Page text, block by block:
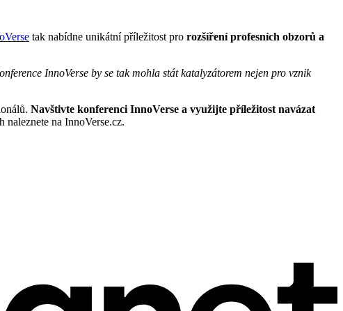
tak nabídne unikátní příležitost pro rozšíření profesních obzorů a
InnoVerse by se tak mohla stát katalyzátorem nejen pro vznik
Navštivte konferenci InnoVerse a využijte příležitost navázat
na InnoVerse.cz.